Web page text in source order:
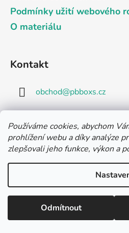
Používáme cookies, abychom
prohlížení webu a díky analýze
zlepšovali jeho funkce, výkon a
Odmítnout
Podmínky užití webového
O materiálu
Kontakt
obchod@pbboxs.cz
Facebook